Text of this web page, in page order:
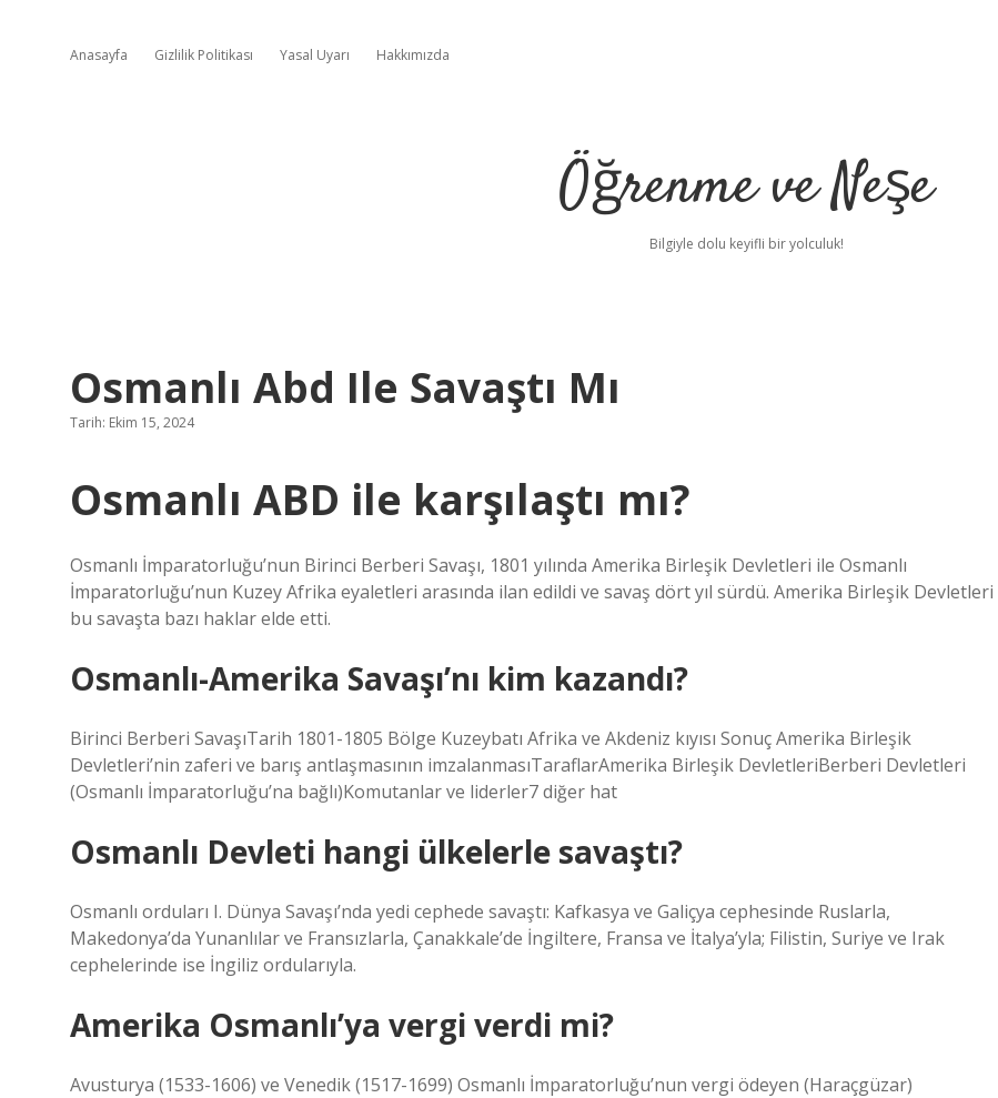
Anasayfa Gizlilik Politikası Yasal Uyarı Hakkımızda
Öğrenme ve Neşe
Bilgiyle dolu keyifli bir yolculuk!
Osmanlı Abd Ile Savaştı Mı
Tarih: Ekim 15, 2024
Osmanlı ABD ile karşılaştı mı?
Osmanlı İmparatorluğu’nun Birinci Berberi Savaşı, 1801 yılında Amerika Birleşik Devletleri ile Osmanlı
İmparatorluğu’nun Kuzey Afrika eyaletleri arasında ilan edildi ve savaş dört yıl sürdü. Amerika Birleşik Devletleri
bu savaşta bazı haklar elde etti.
Osmanlı-Amerika Savaşı’nı kim kazandı?
Birinci Berberi SavaşıTarih 1801-1805 Bölge Kuzeybatı Afrika ve Akdeniz kıyısı Sonuç Amerika Birleşik
Devletleri’nin zaferi ve barış antlaşmasının imzalanmasıTaraflarAmerika Birleşik DevletleriBerberi Devletleri
(Osmanlı İmparatorluğu’na bağlı)Komutanlar ve liderler7 diğer hat
Osmanlı Devleti hangi ülkelerle savaştı?
Osmanlı orduları I. Dünya Savaşı’nda yedi cephede savaştı: Kafkasya ve Galiçya cephesinde Ruslarla,
Makedonya’da Yunanlılar ve Fransızlarla, Çanakkale’de İngiltere, Fransa ve İtalya’yla; Filistin, Suriye ve Irak
cephelerinde ise İngiliz ordularıyla.
Amerika Osmanlı’ya vergi verdi mi?
Avusturya (1533-1606) ve Venedik (1517-1699) Osmanlı İmparatorluğu’nun vergi ödeyen (Haraçgüzar)